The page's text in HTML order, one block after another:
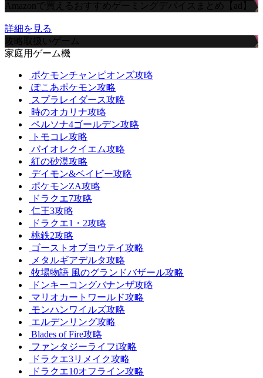
Amazonで買えるおすすめゲーミングデバイスまとめ【ad】
詳細を見る
攻略取扱いゲーム
家庭用ゲーム機
ポケモンチャンピオンズ攻略
ぽこあポケモン攻略
スプラレイダース攻略
時のオカリナ攻略
ペルソナ4ゴールデン攻略
トモコレ攻略
バイオレクイエム攻略
紅の砂漠攻略
デイモン&ベイビー攻略
ポケモンZA攻略
ドラクエ7攻略
仁王3攻略
ドラクエ1・2攻略
桃鉄2攻略
ゴーストオブヨウテイ攻略
メタルギアデルタ攻略
牧場物語 風のグランドバザール攻略
ドンキーコングバナンザ攻略
マリオカートワールド攻略
モンハンワイルズ攻略
エルデンリング攻略
Blades of Fire攻略
ファンタジーライフi攻略
ドラクエ3リメイク攻略
ドラクエ10オフライン攻略